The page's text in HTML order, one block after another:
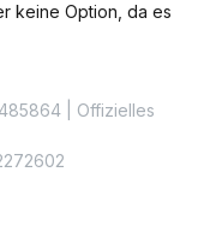
keine Option, da es
| Offizielles